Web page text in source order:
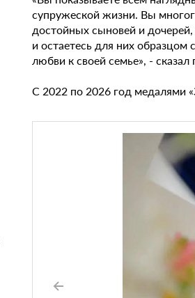
супружеской жизни. Вы
достойных сыновей и
и остаетесь для них
любви к своей семье», - сказал
С 2022 по 2026 год медалями